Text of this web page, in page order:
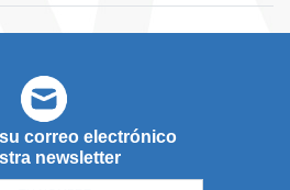
correo electrónico
newsletter